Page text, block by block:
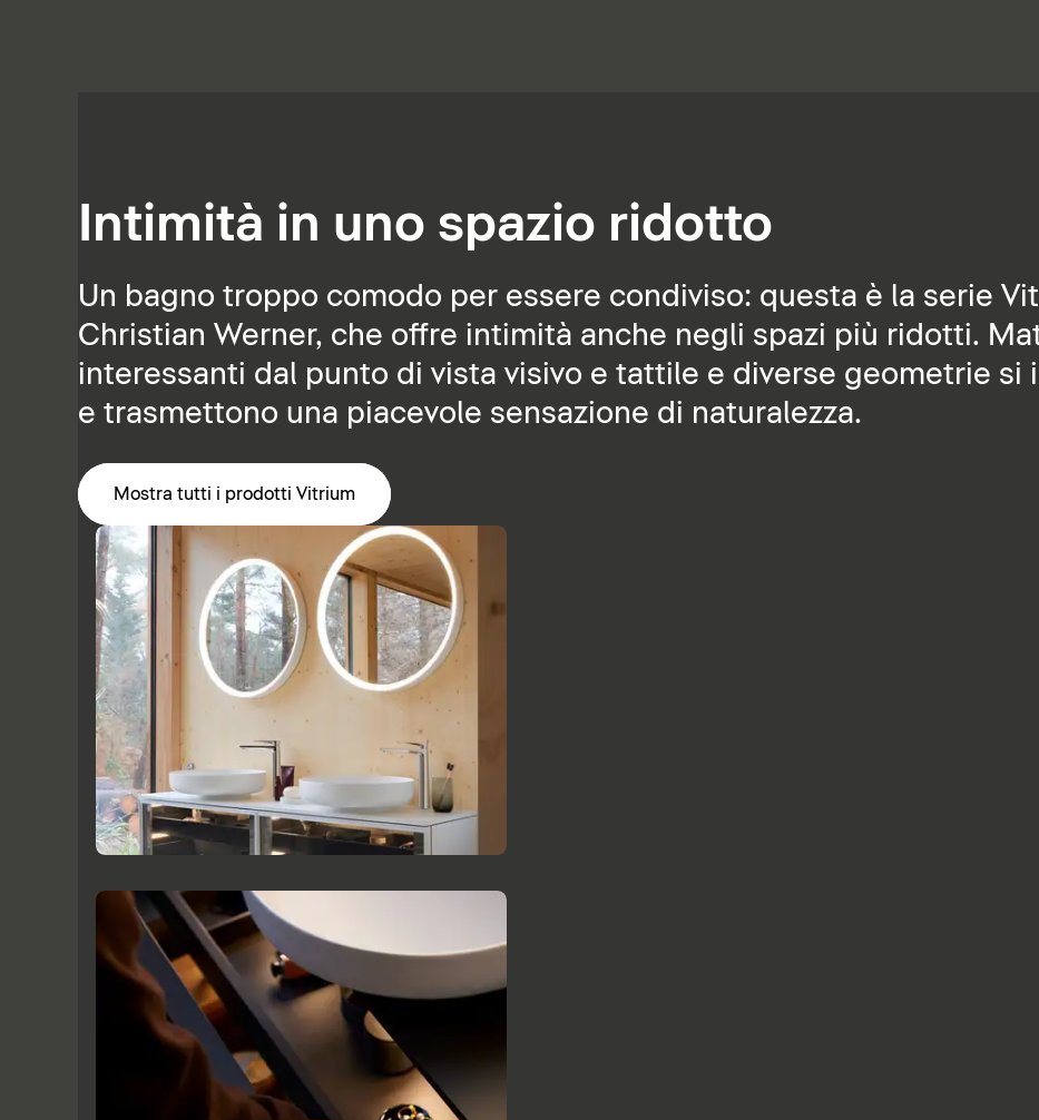
Intimità in uno spazio ridotto
Un bagno troppo comodo per essere condiviso: questa è la serie
Christian Werner, che offre intimità anche negli spazi più ridotti.
interessanti dal punto di vista visivo e tattile e diverse geometrie si
e trasmettono una piacevole sensazione di naturalezza.
Mostra tutti i prodotti Vitrium